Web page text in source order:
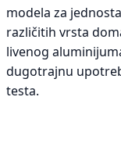
modela za
različitih vrsta
livenog
dugotrajnu
testa.